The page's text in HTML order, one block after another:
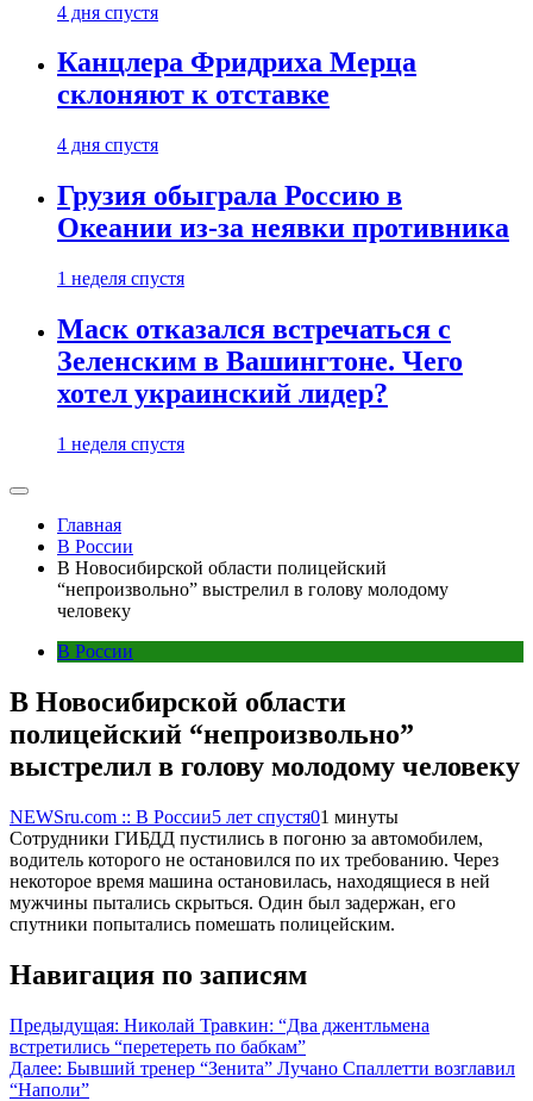
4 дня спустя
Канцлера Фридриха Мерца
склоняют к отставке
4 дня спустя
Грузия обыграла Россию в
Океании из-за неявки противника
1 неделя спустя
Маск отказался встречаться с
Зеленским в Вашингтоне. Чего
хотел украинский лидер?
1 неделя спустя
Главная
В России
В Новосибирской области полицейский
“непроизвольно” выстрелил в голову молодому
человеку
В России
В Новосибирской области
полицейский “непроизвольно”
выстрелил в голову молодому человеку
NEWSru.com :: В России5 лет спустя01 минуты
Сотрудники ГИБДД пустились в погоню за автомобилем,
водитель которого не остановился по их требованию. Через
некоторое время машина остановилась, находящиеся в ней
мужчины пытались скрыться. Один был задержан, его
спутники попытались помешать полицейским.
Навигация по записям
Предыдущая: Николай Травкин: “Два джентльмена
встретились “перетереть по бабкам”
Далее: Бывший тренер “Зенита” Лучано Спаллетти возглавил
“Наполи”